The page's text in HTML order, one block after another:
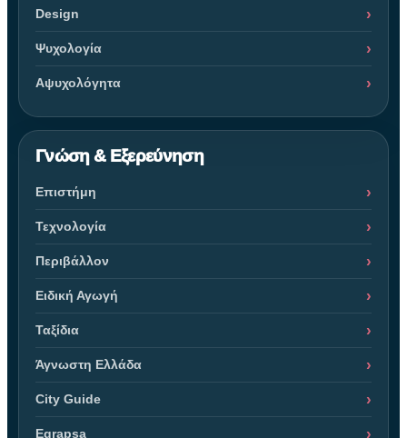
Design
Ψυχολογία
Αψυχολόγητα
Γνώση & Εξερεύνηση
Επιστήμη
Τεχνολογία
Περιβάλλον
Ειδική Αγωγή
Ταξίδια
Άγνωστη Ελλάδα
City Guide
Egrapsa